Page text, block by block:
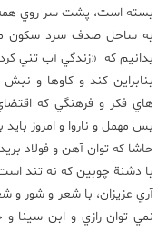
بسته است، پشت سر روي
به ساحل صدف سرد سكون
بدانيم كه «زندگي آب تني
بنابراين كند و كاوها و نبش
هاي فكر و فرهنگي كه
بس مهمل و ناروا و امروز
حاشا كه توان آهن و فولاد
با دشنة چوبين كه نه تند
آري عزيزان، با شعر و شور و
نمي توان رازي و ابن سينا